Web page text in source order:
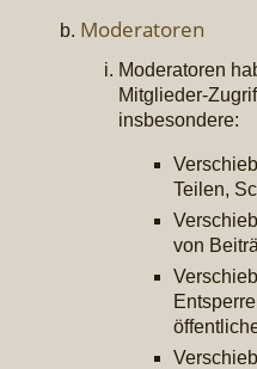
Moderatoren
Moderatoren
Mitglieder-
insbesondere:
Teilen,
von